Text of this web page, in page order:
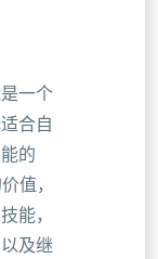
一个
合自
的
值，
能，
及继